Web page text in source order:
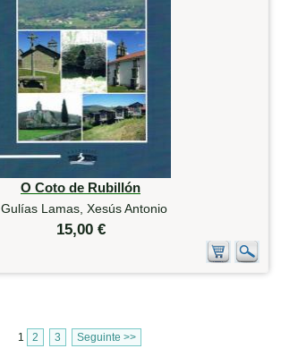
O Coto de Rubillón
Gulías Lamas, Xesús Antonio
15,00 €
1 2 3 Seguinte >>